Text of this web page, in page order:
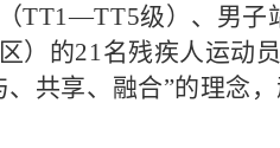
TT1—TT5级）、男
）的21名残疾人运动
共享、融合”的理念